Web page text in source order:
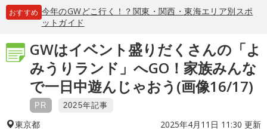
おすすめ 今年のGWどこ行く！？関東・関西・東海エリア別スポ
ットガイド
GWはイベント盛りだくさんの「よ
みうりランド」へGO！家族みんな
で一日中遊んじゃおう(画像16/17)
PR 2025年記事
東京都 2025年4月11日 11:30 更新